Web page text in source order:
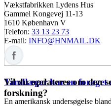
Tandlæger har en forøget
En amerikansk undersøgelse
Vækstfabrikken Lydens Hus
Gammel Kongevej 11-13
1610 København V
Telefon: 33 13 23 73
E-mail: INFO@HNMAIL.DK
Vil du opdateres om den
forskning?